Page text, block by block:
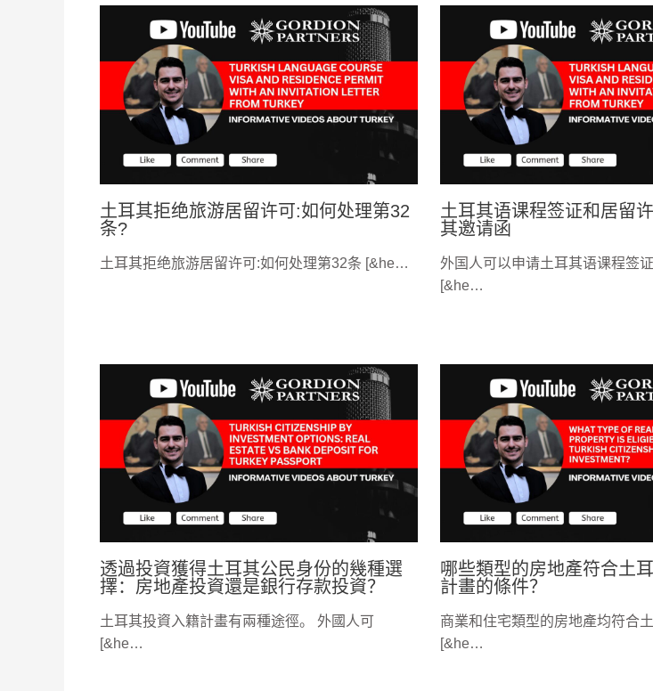
土耳其拒绝旅游居留许可:如何处理第32
条?
土耳其拒绝旅游居留许可:如何处理第32条 [&he…
土耳其语课程签证和居留
其邀请函
外国人可以申请土耳其语课程签
[&he…
透過投資獲得土耳其公民身份的幾種選
擇：房地產投資還是銀行存款投資？
土耳其投資入籍計畫有兩種途徑。 外國人可
[&he…
哪些類型的房地產符合土
計畫的條件？
商業和住宅類型的房地產均符合
[&he…